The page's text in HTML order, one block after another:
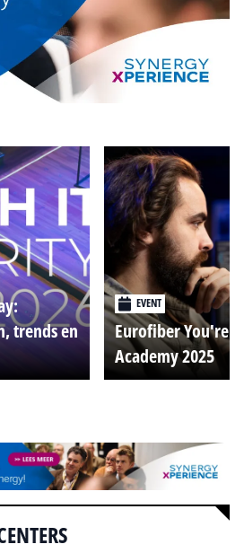
trends en
EVENT
Eurofiber You're
Academy 2025